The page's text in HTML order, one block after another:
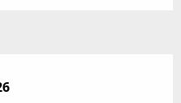
31 Oktober 2026